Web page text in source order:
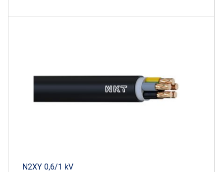
N2XY 0,6/1 kV